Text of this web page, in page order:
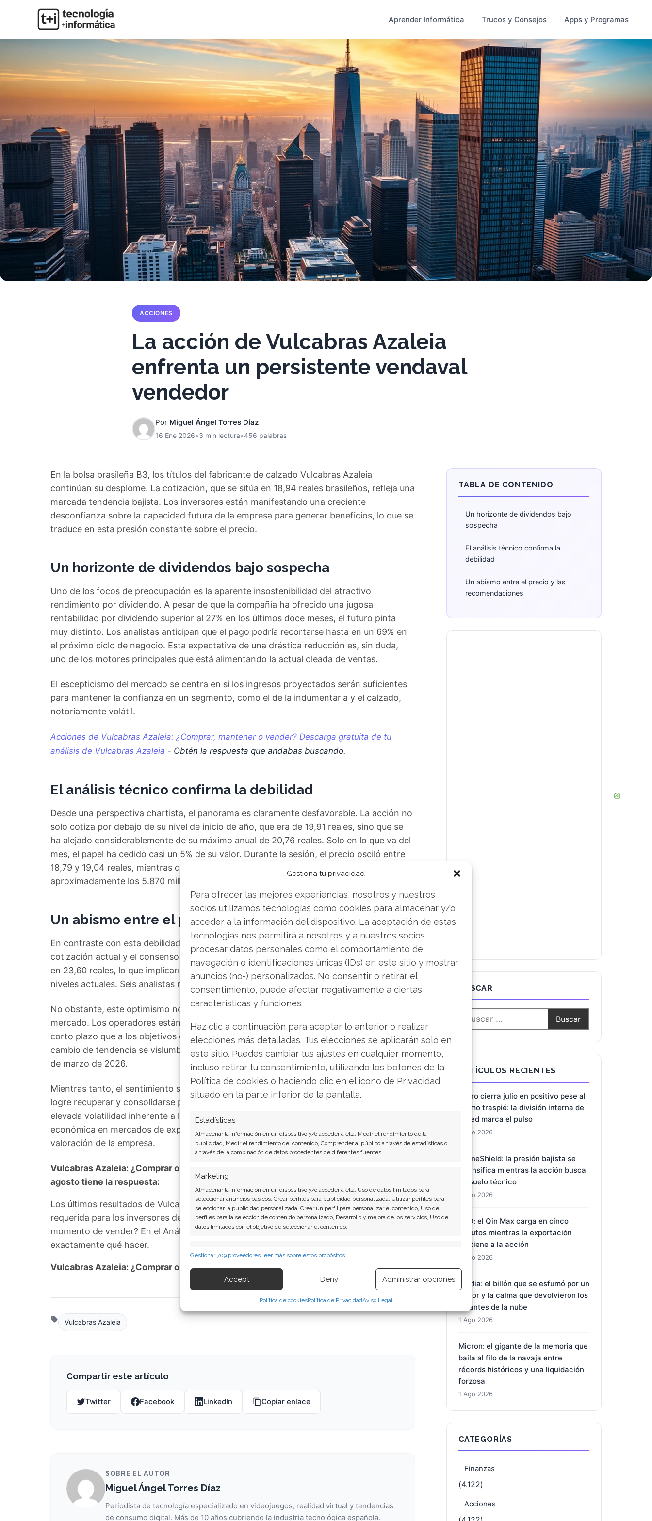
Gestiona tu privacidad
Para ofrecer las mejores experiencias, nosotros y nuestros
socios utilizamos tecnologías como cookies para almacenar y/o
acceder a la información del dispositivo. La aceptación de estas
tecnologías nos permitirá a nosotros y a nuestros socios
procesar datos personales como el comportamiento de
navegación o identificaciones únicas (IDs) en este sitio y mostrar
anuncios (no-) personalizados. No consentir o retirar el
consentimiento, puede afectar negativamente a ciertas
características y funciones.
Haz clic a continuación para aceptar lo anterior o realizar
elecciones más detalladas. Tus elecciones se aplicarán solo en
este sitio. Puedes cambiar tus ajustes en cualquier momento,
incluso retirar tu consentimiento, utilizando los botones de la
Política de cookies o haciendo clic en el icono de Privacidad
situado en la parte inferior de la pantalla.
Estadísticas
Almacenar la información en un dispositivo y/o acceder a ella, Medir el rendimiento de la
publicidad, Medir el rendimiento del contenido, Comprender al público a través de estadísticas o
a través de la combinación de datos procedentes de diferentes fuentes.
Marketing
Almacenar la información en un dispositivo y/o acceder a ella, Uso de datos limitados para
seleccionar anuncios básicos, Crear perfiles para publicidad personalizada, Utilizar perfiles para
seleccionar la publicidad personalizada, Crear un perfil para personalizar el contenido, Uso de
perfiles para la selección de contenido personalizado, Desarrollo y mejora de los servicios, Uso de
datos limitados con el objetivo de seleccionar el contenido.
información transmitida de forma automática.
Garantizar la seguridad, evitar y detectar fraudes, y eliminar
fallos, Ofrecer y presentar publicidad y contenido, Guardar y
Siempre activo
Gestionar 709 proveedoresLeer más sobre estos propósitos
Accept Deny Administrar opciones
Política de cookiesPolítica de PrivacidadAviso Legal
Aprender Informática Trucos y Consejos Apps y Programas
ACCIONES
La acción de Vulcabras Azaleia
enfrenta un persistente vendaval
vendedor
Por Miguel Ángel Torres Díaz
16 Ene 2026•3 min lectura•456 palabras
En la bolsa brasileña B3, los títulos del fabricante de calzado Vulcabras Azaleia
continúan su desplome. La cotización, que se sitúa en 18,94 reales brasileños, refleja una
marcada tendencia bajista. Los inversores están manifestando una creciente
desconfianza sobre la capacidad futura de la empresa para generar beneficios, lo que se
traduce en esta presión constante sobre el precio.
Un horizonte de dividendos bajo sospecha
Uno de los focos de preocupación es la aparente insostenibilidad del atractivo
rendimiento por dividendo. A pesar de que la compañía ha ofrecido una jugosa
rentabilidad por dividendo superior al 27% en los últimos doce meses, el futuro pinta
muy distinto. Los analistas anticipan que el pago podría recortarse hasta en un 69% en
el próximo ciclo de negocio. Esta expectativa de una drástica reducción es, sin duda,
uno de los motores principales que está alimentando la actual oleada de ventas.
El escepticismo del mercado se centra en si los ingresos proyectados serán suficientes
para mantener la confianza en un segmento, como el de la indumentaria y el calzado,
notoriamente volátil.
Acciones de Vulcabras Azaleia: ¿Comprar, mantener o vender? Descarga gratuita de tu
análisis de Vulcabras Azaleia - Obtén la respuesta que andabas buscando.
El análisis técnico confirma la debilidad
Desde una perspectiva chartista, el panorama es claramente desfavorable. La acción no
solo cotiza por debajo de su nivel de inicio de año, que era de 19,91 reales, sino que se
ha alejado considerablemente de su máximo anual de 20,76 reales. Solo en lo que va del
mes, el papel ha cedido casi un 5% de su valor. Durante la sesión, el precio osciló entre
18,79 y 19,04 reales, mientras que la capitalización bursátil se contrajo hasta
aproximadamente los 5.870 millones de reales.
Un abismo entre el precio y las recomendaciones
En contraste con esta debilidad inmediata, existe una brecha significativa entre la
cotización actual y el consenso de los analistas. El precio objetivo promedio se mantiene
en 23,60 reales, lo que implicaría un potencial alcista de alrededor del 25,6% desde los
niveles actuales. Seis analistas mantienen una recomendación de "Compra Fuerte".
No obstante, este optimismo no ha logrado materializarse en el comportamiento del
mercado. Los operadores están dando más peso a la evidente debilidad técnica del
corto plazo que a los objetivos de largo alcance. La próxima posible catalizador para un
cambio de tendencia se vislumbra en el informe trimestral que se publicará a principios
de marzo de 2026.
Mientras tanto, el sentimiento se mantiene bajista, especialmente hasta que el valor
logre recuperar y consolidarse por encima del nivel psicológico clave de 19,50 reales. La
elevada volatilidad inherente a la industria del calzado, sumada a la inestabilidad
económica en mercados de exportación cruciales como Argentina, sigue lastrando la
valoración de la empresa.
Vulcabras Azaleia: ¿Comprar o vender? El nuevo Análisis de Vulcabras Azaleia del 1 de
agosto tiene la respuesta:
Los últimos resultados de Vulcabras Azaleia son contundentes: Acción inmediata
requerida para los inversores de Vulcabras Azaleia. ¿Merece la pena invertir o es
momento de vender? En el Análisis gratuito actual del 1 de agosto descubrirá
exactamente qué hacer.
Vulcabras Azaleia: ¿Comprar o vender?¡Lee más aquí!
Vulcabras Azaleia
Compartir este artículo
Twitter Facebook LinkedIn Copiar enlace
SOBRE EL AUTOR
Miguel Ángel Torres Díaz
Periodista de tecnología especializado en videojuegos, realidad virtual y tendencias
de consumo digital. Más de 10 años cubriendo la industria tecnológica española.
TABLA DE CONTENIDO
Un horizonte de dividendos bajo
sospecha
El análisis técnico confirma la
debilidad
Un abismo entre el precio y las
recomendaciones
BUSCAR
ARTÍCULOS RECIENTES
El oro cierra julio en positivo pese al
último traspié: la división interna de
la Fed marca el pulso
1 Ago 2026
DroneShield: la presión bajista se
intensifica mientras la acción busca
un suelo técnico
1 Ago 2026
BYD: el Qin Max carga en cinco
minutos mientras la exportación
sostiene a la acción
1 Ago 2026
Nvidia: el billón que se esfumó por un
rumor y la calma que devolvieron los
gigantes de la nube
1 Ago 2026
Micron: el gigante de la memoria que
baila al filo de la navaja entre
récords históricos y una liquidación
forzosa
1 Ago 2026
CATEGORÍAS
Finanzas
(4.122)
Acciones